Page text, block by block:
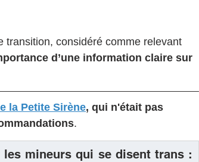
transition, considéré comme relevant
d’une information claire sur
la Petite Sirène, qui n'était pas
.
mineurs qui se disent trans :